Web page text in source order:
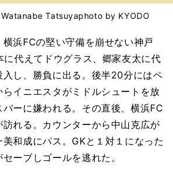
Tatsuyaphoto by KYODO
浜FCの堅い守備を崩せない神戸
に代えてドウグラス、郷家友太に代
入し、勝負に出る。後半20分にはペ
イニエスタがミドルシュートを放
ーに嫌われる。その直後、横浜FC
れる。カウンターから中山克広が
和成にパス。GKと１対１になった
ーブしゴールを逃れた。